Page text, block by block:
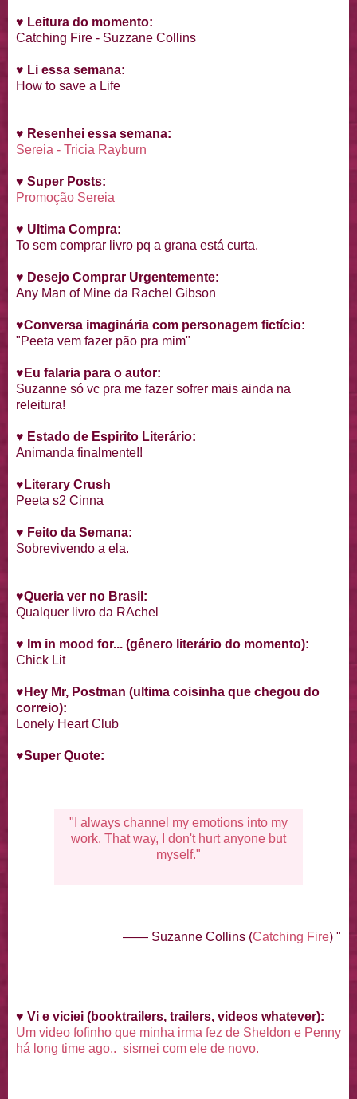
♥ Leitura do momento:
Catching Fire - Suzzane Collins
♥ Li essa semana:
How to save a Life
♥ Resenhei essa semana:
Sereia - Tricia Rayburn
♥ Super Posts:
Promoção Sereia
♥ Ultima Compra:
To sem comprar livro pq a grana está curta.
♥ Desejo Comprar Urgentemente:
Any Man of Mine da Rachel Gibson
♥Conversa imaginária com personagem fictício:
"Peeta vem fazer pão pra mim"
♥ Eu falaria para o autor:
Suzanne só vc pra me fazer sofrer mais ainda na
releitura!
♥ Estado de Espirito Literário:
Animanda finalmente!!
♥ Literary Crush
Peeta s2 Cinna
♥ Feito da Semana:
Sobrevivendo a ela.
♥Queria ver no Brasil:
Qualquer livro da RAchel
♥ Im in mood for... (gênero literário do momento):
Chick Lit
♥ Hey Mr, Postman (ultima coisinha que chegou do
correio):
Lonely Heart Club
♥Super Quote:
"I always channel my emotions into my
work. That way, I don't hurt anyone but
myself."
—— Suzanne Collins (Catching Fire) "
♥ Vi e viciei (booktrailers, trailers, videos whatever):
Um video fofinho que minha irma fez de Sheldon e Penny
há long time ago.. sismei com ele de novo.